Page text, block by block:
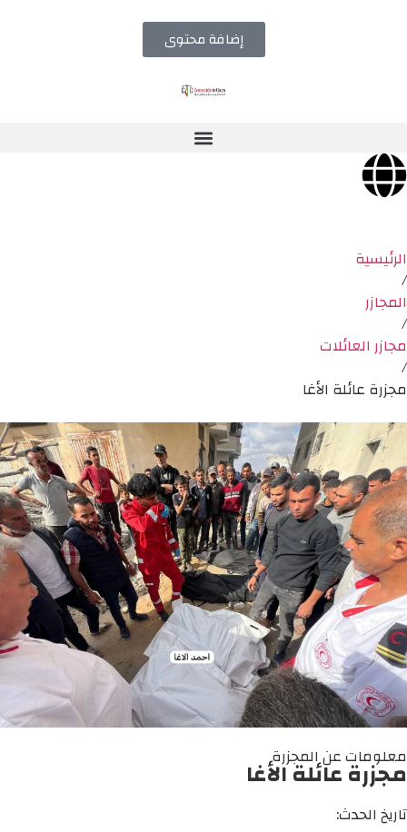
إضافة محتوى
الرئيسية
/
المجازر
/
مجازر العائلات
/
مجزرة عائلة الأغا
معلومات عن المجزرة
مجزرة عائلة الأغا
تاريخ الحدث: